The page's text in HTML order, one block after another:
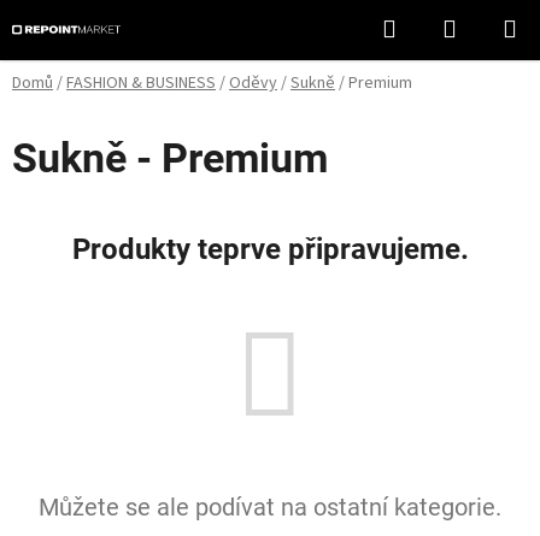
na
obsah
Hledat
KOŠÍK
Domů/FASHION & BUSINESS/Oděvy/Sukně/Premium
Sukně - Premium
Produkty teprve připravujeme.
Můžete se ale podívat na ostatní kategorie.